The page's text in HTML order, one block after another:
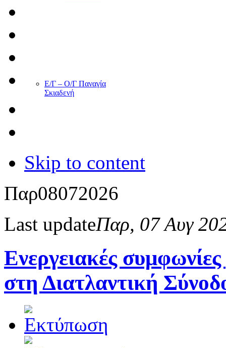
Ε/Γ – Ο/Γ Παναγία
Σκιαδενή
Skip to content
Παρ08072026
Last updateΠαρ, 07 Αυγ
Ενεργειακές
στη Διατλαντική